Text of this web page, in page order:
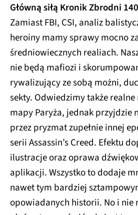
Główną siłą Kronik Zbrodni
Zamiast FBI, CSI, analiz
heroiny mamy sprawy mocno
średniowiecznych realiach.
nie będą mafiozi i
rywalizujący ze sobą możni,
sekty. Odwiedzimy także realne
mapy Paryża, jednak przyjdzie
przez pryzmat zupełnie innej
serii Assassin’s Creed. Efektu
ilustracje oraz oprawa
aplikacji. Wszystko to dodaje
nawet tym bardziej
opowiadanych historii. No i nie